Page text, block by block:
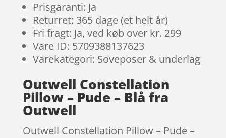
Prisgaranti: Ja
Returret: 365 dage (et helt år)
Fri fragt: Ja, ved køb over kr. 299
Vare ID: 5709388137623
Varekategori: Soveposer & underlag
Outwell Constellation
Pillow – Pude – Blå fra
Outwell
Outwell Constellation Pillow – Pude –